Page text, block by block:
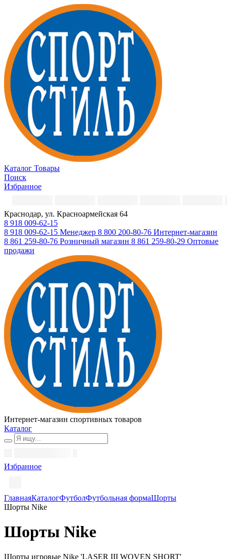
Каталог Товары
Поиск
Избранное
Краснодар, ул. Красноармейская 64
8 918 009-62-15
8 918 009-62-15 Менеджер 8 800 200-80-76 Интернет-магазин
8 861 259-80-76 Розничный магазин 8 861 259-80-29 Оптовые
продажи
Интернет-магазин спортивных товаров
Каталог
Избранное
ГлавнаяКаталогФутболФутбольная формаШорты
Шорты Nike
Шорты Nike
Шорты игровые Nike 'LASER III WOVEN SHORT'